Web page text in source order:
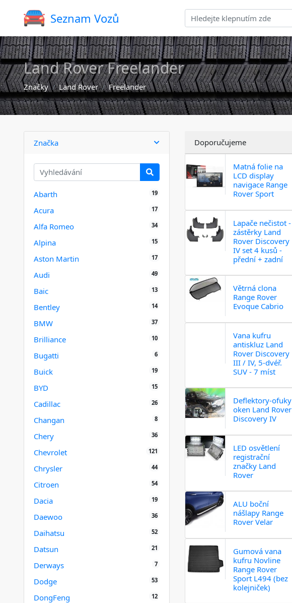
Seznam Vozů
Land Rover Freelander
Značky Land Rover Freelander
Značka
Abarth 19
Acura 17
Alfa Romeo 34
Alpina 15
Aston Martin 17
Audi 49
Baic 13
Bentley 14
BMW 37
Brilliance 10
Bugatti 6
Buick 19
BYD 15
Cadillac 26
Changan 8
Chery 36
Chevrolet 121
Chrysler 44
Citroen 54
Dacia 19
Daewoo 36
Daihatsu 52
Datsun 21
Derways 7
Dodge 53
DongFeng 12
Doporučujeme
Matná folie na
LCD display
navigace Range
Rover Sport
Lapače nečistot -
zástěrky Land
Rover Discovery
IV set 4 kusů -
přední + zadní
Větrná clona
Range Rover
Evoque Cabrio
Vana kufru
antiskluz Land
Rover Discovery
III / IV, 5-dvéř.
SUV - 7 míst
Deflektory-ofuky
oken Land Rover
Discovery IV
LED osvětlení
registrační
značky Land
Rover
ALU boční
nášlapy Range
Rover Velar
Gumová vana
kufru Novline
Range Rover
Sport L494 (bez
kolejniček)